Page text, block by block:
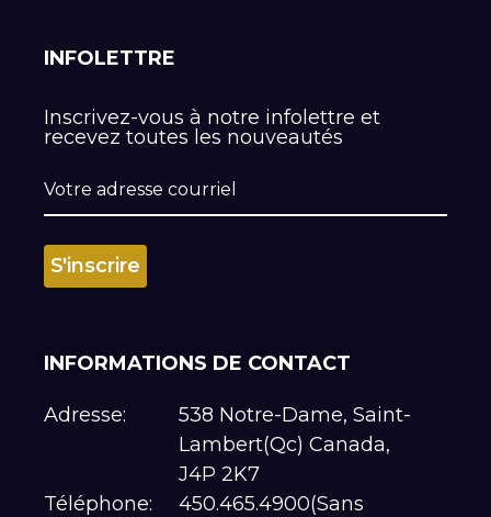
INFOLETTRE
Inscrivez-vous à notre infolettre et
recevez toutes les nouveautés
INFORMATIONS DE CONTACT
Adresse:
538 Notre-Dame, Saint-
Lambert(Qc) Canada,
J4P 2K7
Téléphone:
450.465.4900(Sans